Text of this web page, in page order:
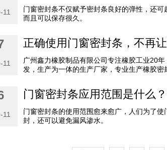
11
门窗密封条不仅赋予密封条良好的弹性，还
而且可以保存很久。
11
正确使用门窗密封条，不再
广州鑫力橡胶制品有限公司专注橡胶工业20
发，生产为一体的生产厂家，专业生产橡胶密
11
门窗密封条应用范围是什么
门窗密封条的使用范围愈来愈广，人们为了
封，还可以避免漏风渗水。